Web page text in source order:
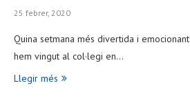
25 febrer, 2020
Quina setmana més divertida i
hem vingut al col·legi en…
Llegir més